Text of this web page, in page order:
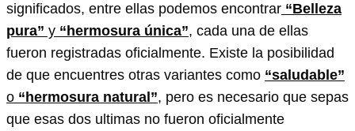
significados, entre ellas podemos encontrar “Belleza
pura” y “hermosura única”, cada una de ellas
fueron registradas oficialmente. Existe la posibilidad
de que encuentres otras variantes como “saludable”
o “hermosura natural”, pero es necesario que sepas
que esas dos ultimas no fueron oficialmente